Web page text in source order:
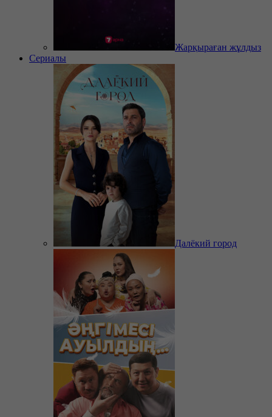
Жарқыраған жұлдыз
Сериалы
Далёкий город